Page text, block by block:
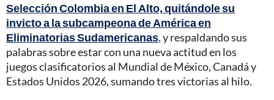
Selección Colombia en El Alto, quitándole su
invicto a la subcampeona de América en
Eliminatorias Sudamericanas, y respaldando sus
palabras sobre estar con una nueva actitud en los
juegos clasificatorios al Mundial de México, Canadá y
Estados Unidos 2026, sumando tres victorias al hilo.